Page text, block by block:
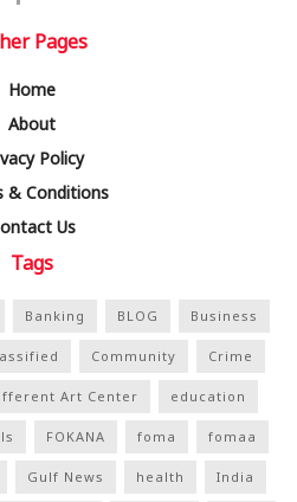
Pages
Home
About
Policy
& Conditions
Us
Tags
Banking BLOG Business
Community Crime
Art Center education
FOKANA foma fomaa
Gulf News health India